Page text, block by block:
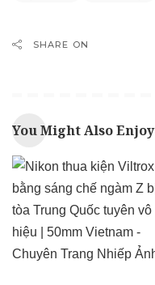
SHARE ON
You Might Also Enjoy